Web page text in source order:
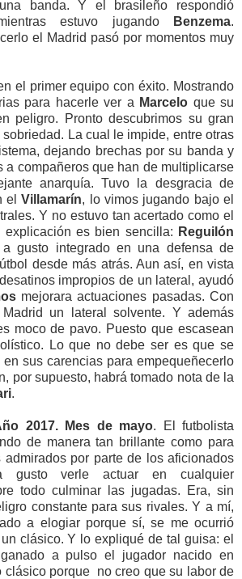
banda. Y el brasileño respondió
estuvo jugando
Benzema.
el Madrid pasó por momentos muy
el primer equipo con éxito. Mostrando
para hacerle ver a Marcelo que su
peligro. Pronto descubrimos su gran
La cual le impide, entre otras
dejando brechas por su banda y
a compañeros que han de multiplicarse
anarquía. Tuvo la desgracia de
elVillamarín, lo vimos jugando bajo el
Y no estuvo tan acertado como el
es bien sencilla: Reguilón
gusto integrado en una defensa de
desde más atrás. Aun así, en vista
impropios de un lateral, ayudó
mejorara actuaciones pasadas. Con
un lateral solvente. Y además
moco de pavo. Puesto que escasean
Lo que no debe ser es que se
sus carencias para empequeñecerlo
por supuesto, habrá tomado nota de la
.
2017. Mes de mayo. El futbolista
de manera tan brillante como para
por parte de los aficionados
gusto verle actuar en cualquier
todo culminar las jugadas. Era, sin
constante para sus rivales. Y a mí,
a elogiar porque sí, se me ocurrió
clásico. Y lo expliqué de tal guisa: el
a pulso el jugador nacido en
clásico porque no creo que su labor de